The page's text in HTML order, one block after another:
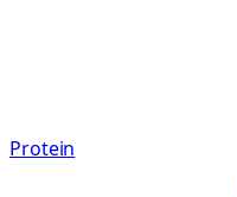
Protein